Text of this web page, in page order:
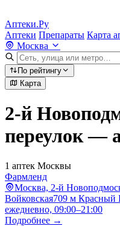
Аптеки.Ру
Аптеки Препараты Карта
Москва
По рейтингу
Карта
2-й
переулок —
1 аптек Москвы
Фармленд
Москва, 2-й
Войковская709 м Красный
ежедневно, 09:00–21:00
Подробнее →